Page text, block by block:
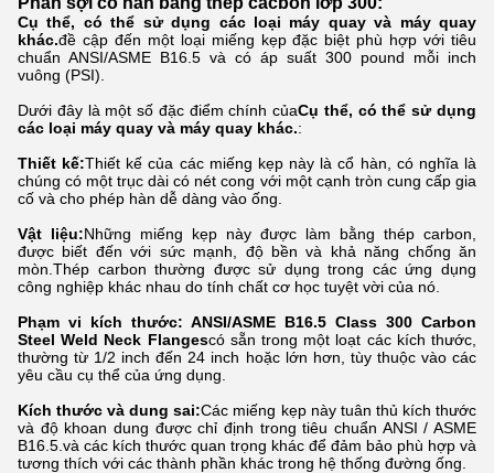
Cụ thể, có thể sử dụng các loại máy quay và máy quay
khác.đề cập đến một loại miếng kẹp đặc biệt phù hợp với tiêu
chuẩn ANSI/ASME B16.5 và có áp suất 300 pound mỗi inch
vuông (PSI).
Dưới đây là một số đặc điểm chính củaCụ thể, có thể sử dụng
các loại máy quay và máy quay khác.:
Thiết kế:Thiết kế của các miếng kẹp này là cổ hàn, có nghĩa là
chúng có một trục dài có nét cong với một cạnh tròn cung cấp gia
cố và cho phép hàn dễ dàng vào ống.
Vật liệu:Những miếng kẹp này được làm bằng thép carbon,
được biết đến với sức mạnh, độ bền và khả năng chống ăn
mòn.Thép carbon thường được sử dụng trong các ứng dụng
công nghiệp khác nhau do tính chất cơ học tuyệt vời của nó.
Phạm vi kích thước: ANSI/ASME B16.5 Class 300 Carbon
Steel Weld Neck Flangescó sẵn trong một loạt các kích thước,
thường từ 1/2 inch đến 24 inch hoặc lớn hơn, tùy thuộc vào các
yêu cầu cụ thể của ứng dụng.
Kích thước và dung sai:Các miếng kẹp này tuân thủ kích thước
và độ khoan dung được chỉ định trong tiêu chuẩn ANSI / ASME
B16.5.và các kích thước quan trọng khác để đảm bảo phù hợp và
tương thích với các thành phần khác trong hệ thống đường ống.